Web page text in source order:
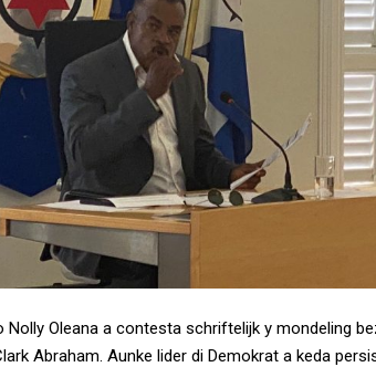
Nolly Oleana a contesta schriftelijk y mondeling
Abraham. Aunke lider di Demokrat a keda